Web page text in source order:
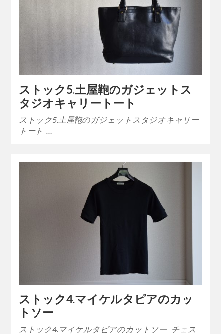
ストック5.土屋鞄のガジェットス
タジオキャリートート
ストック5.土屋鞄のガジェットスタジオキャリー
トート …
ストック4.マイケルタピアのカッ
トソー
ストック4.マイケルタピアのカットソー チェス